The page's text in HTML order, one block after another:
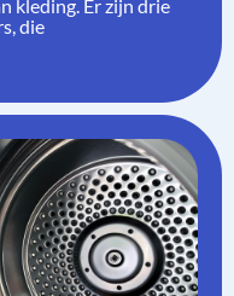
kleding. Er zijn drie
die